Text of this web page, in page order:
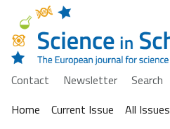
Contact Newsletter
Search
Home
Current Issue All Issues